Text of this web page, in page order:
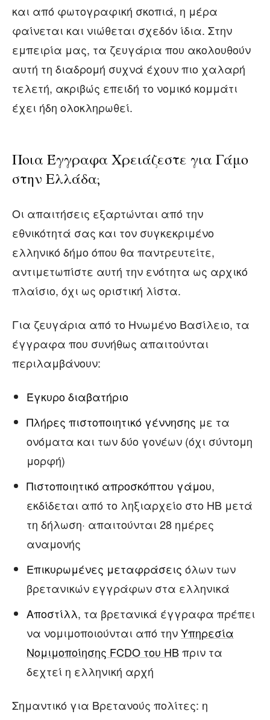
και από φωτογραφική σκοπιά, η μέρα
φαίνεται και νιώθεται σχεδόν ίδια. Στην
εμπειρία μας, τα ζευγάρια που ακολουθούν
αυτή τη διαδρομή συχνά έχουν πιο χαλαρή
τελετή, ακριβώς επειδή το νομικό κομμάτι
έχει ήδη ολοκληρωθεί.
Ποια Έγγραφα Χρειάζεστε για Γάμο
στην Ελλάδα;
Οι απαιτήσεις εξαρτώνται από την
εθνικότητά σας και τον συγκεκριμένο
ελληνικό δήμο όπου θα παντρευτείτε,
αντιμετωπίστε αυτή την ενότητα ως αρχικό
πλαίσιο, όχι ως οριστική λίστα.
Για ζευγάρια από το Ηνωμένο Βασίλειο, τα
έγγραφα που συνήθως απαιτούνται
περιλαμβάνουν:
Έγκυρο διαβατήριο
Πλήρες πιστοποιητικό γέννησης με τα
ονόματα και των δύο γονέων (όχι σύντομη
μορφή)
Πιστοποιητικό απροσκόπτου γάμου,
εκδίδεται από το ληξιαρχείο στο ΗΒ μετά
τη δήλωση· απαιτούνται 28 ημέρες
αναμονής
Επικυρωμένες μεταφράσεις όλων των
βρετανικών εγγράφων στα ελληνικά
Αποστίλλ, τα βρετανικά έγγραφα πρέπει
να νομιμοποιούνται από τηνΥπηρεσία
Νομιμοποίησης FCDO του ΗΒπριν τα
δεχτεί η ελληνική αρχή
Σημαντικό για Βρετανούς πολίτες: η